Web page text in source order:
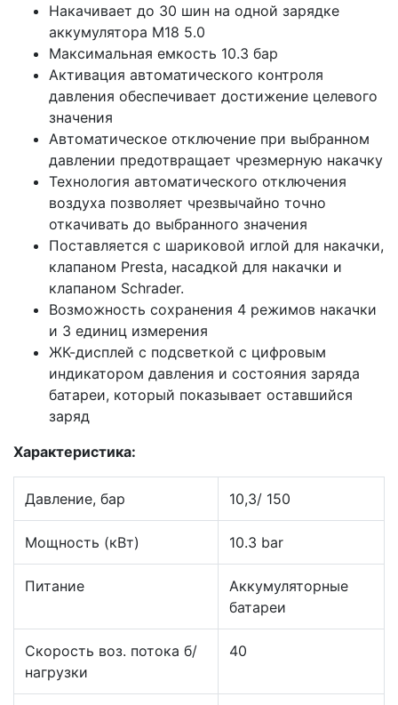
Накачивает до 30 шин на одной зарядке
аккумулятора M18 5.0
Максимальная емкость 10.3 бар
Активация автоматического контроля
давления обеспечивает достижение целевого
значения
Автоматическое отключение при выбранном
давлении предотвращает чрезмерную накачку
Технология автоматического отключения
воздуха позволяет чрезвычайно точно
откачивать до выбранного значения
Поставляется с шариковой иглой для накачки,
клапаном Presta, насадкой для накачки и
клапаном Schrader.
Возможность сохранения 4 режимов накачки
и 3 единиц измерения
ЖК-дисплей с подсветкой с цифровым
индикатором давления и состояния заряда
батареи, который показывает оставшийся
заряд
Характеристика:
Давление, бар 10,3/ 150
Мощность (кВт) 10.3 bar
Питание
Аккумуляторные
батареи
Скорость воз. потока б/
нагрузки
40